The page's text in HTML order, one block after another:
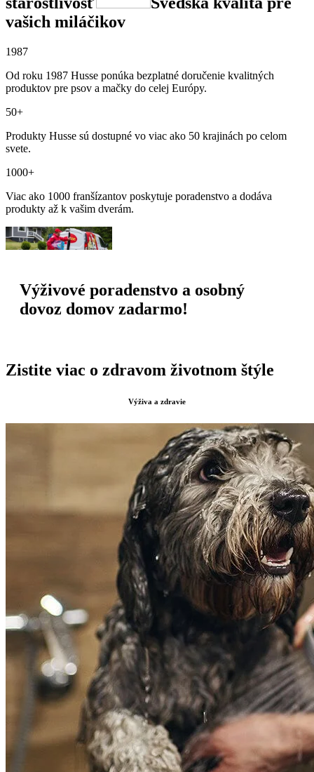
vašich miláčikov
1987
Od roku 1987 Husse ponúka bezplatné doručenie kvalitných
produktov pre psov a mačky do celej Európy.
50+
Produkty Husse sú dostupné vo viac ako 50 krajinách po celom
svete.
1000+
Viac ako 1000 franšízantov poskytuje poradenstvo a dodáva
produkty až k vašim dverám.
Výživové poradenstvo a osobný
dovoz domov zadarmo!
Zistite viac o zdravom životnom štýle
Výživa a zdravie